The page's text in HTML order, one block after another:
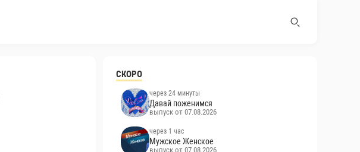
СКОРО
через 24 минуты
Давай поженимся
выпуск от 07.08.2026
через 1 час
Мужское Женское
выпуск от 07.08.2026